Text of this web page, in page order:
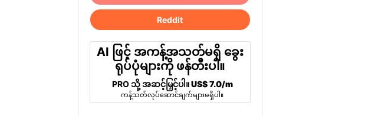
Reddit
AI ဖြင့် အကန့်အသတ်မရှိ ခွေး
ရုပ်ပုံများကို ဖန်တီးပါ။
PRO သို့ အဆင့်မြှင့်ပါ။US$ 7.0/m
ကန့်သတ်လုပ်ဆောင်ချက်များမရှိပါ။